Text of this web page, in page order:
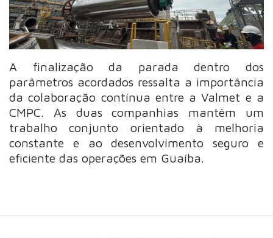
A finalização da parada dentro dos
parâmetros acordados ressalta a importância
da colaboração contínua entre a Valmet e a
CMPC. As duas companhias mantêm um
trabalho conjunto orientado à melhoria
constante e ao desenvolvimento seguro e
eficiente das operações em Guaíba.